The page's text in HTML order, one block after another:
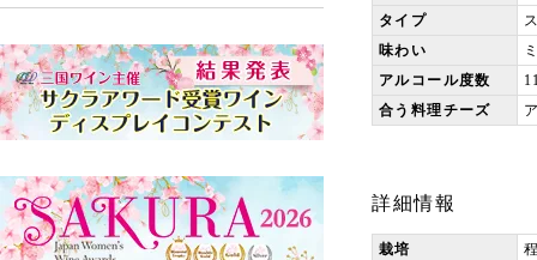
タイプ
味わい
アルコール度数
合う料理チーズ
詳細情報
栽培